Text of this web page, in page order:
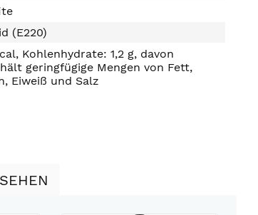
(E220)
Kohlenhydrate: 1,2 g, davon
geringfügige Mengen von Fett,
Eiweiß und Salz